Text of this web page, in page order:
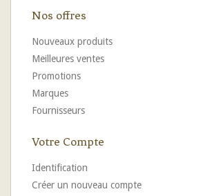
Nos offres
Nouveaux produits
Meilleures ventes
Promotions
Marques
Fournisseurs
Votre Compte
Identification
Créer un nouveau compte